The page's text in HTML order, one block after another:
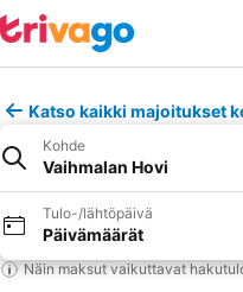
Katso kaikki majoitukset
Kohde
Vaihmalan Hovi
Tulo-/lähtöpäivä
Päivämäärät
Näin maksut vaikuttavat